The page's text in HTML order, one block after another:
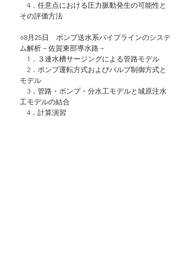
4．任意点における圧力脈動発生の可能性と
その評価方法
○8月25日　ポンプ送水系パイプラインのシステ
ム解析－佐賀東部導水路－
1．３連水槽サージングによる管路モデル
2．ポンプ運転方式およびバルブ制御方式と
モデル
3．管路・ポンプ・分水工モデルと城原注水
工モデルの結合
4．計算演習